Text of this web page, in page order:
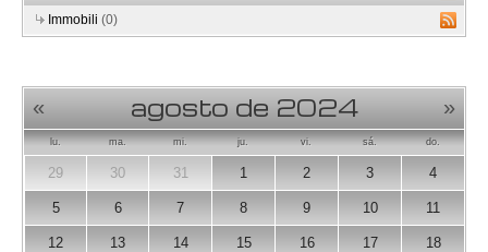
Immobili (0)
« agosto de 2024 »
lu. ma. mi. ju. vi. sá. do.
29 30 31 1 2 3 4
5 6 7 8 9 10 11
12 13 14 15 16 17 18